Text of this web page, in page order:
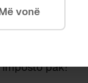
Luftës
pak!”
vonë